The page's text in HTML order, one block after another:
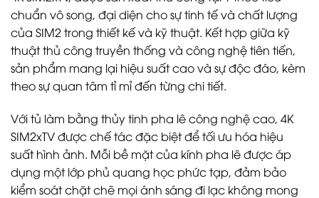
chuẩn vô song, đại diện cho sự tinh tế và chất lượng
của SIM2 trong thiết kế và kỹ thuật. Kết hợp giữa kỹ
thuật thủ công truyền thống và công nghệ tiên tiến,
sản phẩm mang lại hiệu suất cao và sự độc đáo, kèm
theo sự quan tâm tỉ mỉ đến từng chi tiết.
Với tủ làm bằng thủy tinh pha lê công nghệ cao, 4K
SIM2xTV được chế tác đặc biệt để tối ưu hóa hiệu
suất hình ảnh. Mỗi bề mặt của kính pha lê được áp
dụng một lớp phủ quang học phức tạp, đảm bảo
kiểm soát chặt chẽ mọi ánh sáng đi lạc không mong